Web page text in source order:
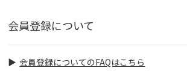
会員登録について
会員登録についてのFAQはこちら